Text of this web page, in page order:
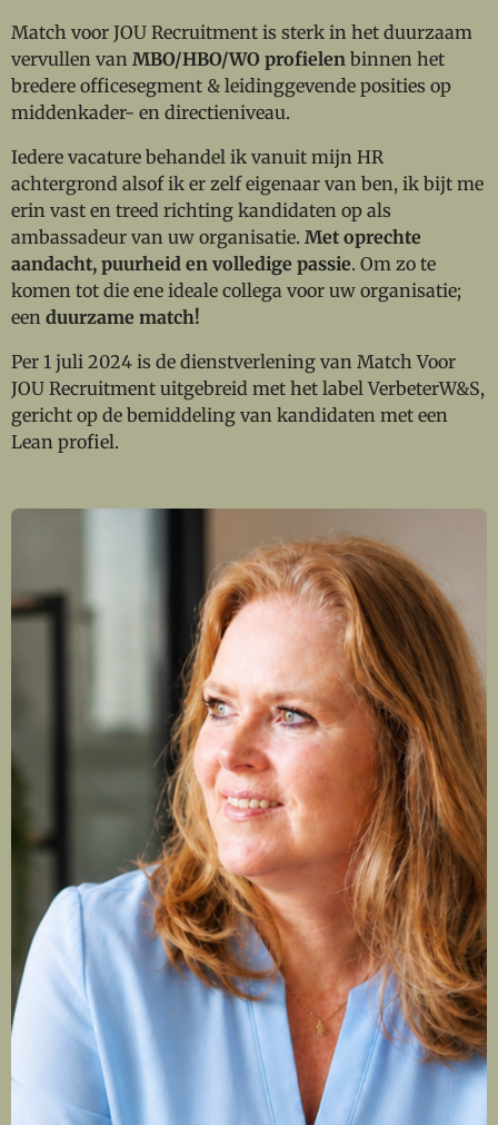
Match voor JOU Recruitment is sterk in het duurzaam
vervullen van MBO/HBO/WO profielen binnen het
bredere officesegment & leidinggevende posities op
middenkader- en directieniveau.
Iedere vacature behandel ik vanuit mijn HR
achtergrond alsof ik er zelf eigenaar van ben, ik bijt me
erin vast en treed richting kandidaten op als
ambassadeur van uw organisatie. Met oprechte
aandacht, puurheid en volledige passie. Om zo te
komen tot die ene ideale collega voor uw organisatie;
een duurzame match!
Per 1 juli 2024 is de dienstverlening van Match Voor
JOU Recruitment uitgebreid met het label VerbeterW&S,
gericht op de bemiddeling van kandidaten met een
Lean profiel.